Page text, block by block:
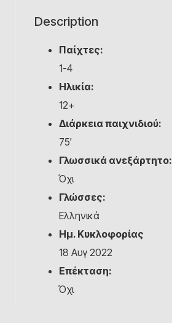
Description
Παίχτες:
1-4
Ηλικία:
12+
Διάρκεια παιχνιδιού:
75′
Γλωσσικά ανεξάρτητο:
Όχι
Γλώσσες:
Ελληνικά
Ημ. Κυκλοφορίας
18 Αυγ 2022
Επέκταση:
Όχι